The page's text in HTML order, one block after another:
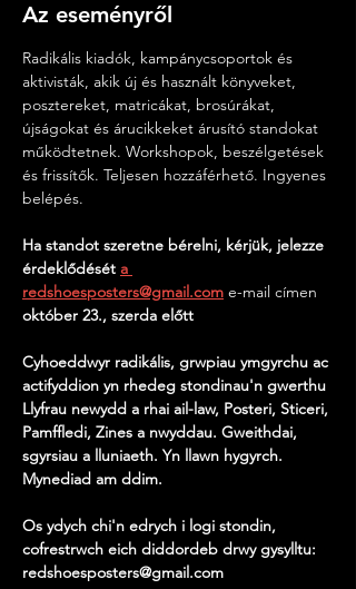
Az eseményről
Radikális kiadók, kampánycsoportok és
aktivisták, akik új és használt könyveket,
posztereket, matricákat, brosúrákat,
újságokat és árucikkeket árusító standokat
működtetnek. Workshopok, beszélgetések
és frissítők. Teljesen hozzáférhető. Ingyenes
belépés.
Ha standot szeretne bérelni, kérjük, jelezze
érdeklődését a
redshoesposters@gmail.com e-mail címen
október 23., szerda előtt
Cyhoeddwyr radikális, grwpiau ymgyrchu ac
actifyddion yn rhedeg stondinau'n gwerthu
Llyfrau newydd a rhai ail-law, Posteri, Sticeri,
Pamffledi, Zines a nwyddau. Gweithdai,
sgyrsiau a lluniaeth. Yn llawn hygyrch.
Mynediad am ddim.
Os ydych chi'n edrych i logi stondin,
cofrestrwch eich diddordeb drwy gysylltu:
redshoesposters@gmail.com